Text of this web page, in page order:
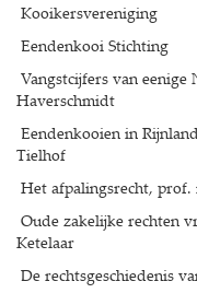
Kooikersvereniging
Eendenkooi Stichting
Vangstcijfers van eenige
Haverschmidt
Eendenkooien in
Tielhof
Het afpalingsrecht, prof.
Oude zakelijke rechten
Ketelaar
De rechtsgeschiedenis